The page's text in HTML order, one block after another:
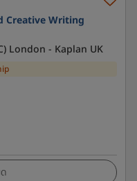
Creative Writing
London - Kaplan UK